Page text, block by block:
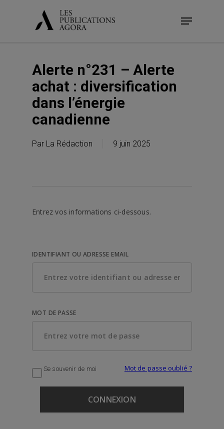
Menu
Alerte n°231 – Alerte
achat : diversification
dans l’énergie
canadienne
Par La Rédaction 9 juin 2025
Entrez vos informations ci-dessous.
IDENTIFIANT OU ADRESSE EMAIL
MOT DE PASSE
Se souvenir de moi Mot de passe oublié ?